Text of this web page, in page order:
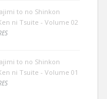
to no Shinkon
ni Tsuite - Volume 02
to no Shinkon
ni Tsuite - Volume 01